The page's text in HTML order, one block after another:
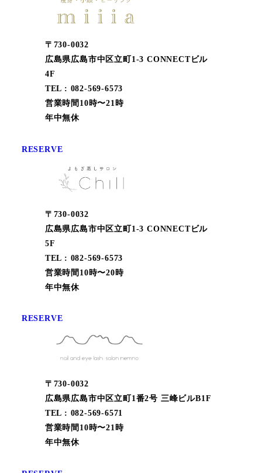
〒730-0032
広島県広島市中区立町1-3 CONNECTビル
4F
TEL : 082-569-6573
営業時間10時〜21時
年中無休
RESERVE
〒730-0032
広島県広島市中区立町1-3 CONNECTビル
5F
TEL : 082-569-6573
営業時間10時〜20時
年中無休
RESERVE
〒730-0032
広島県広島市中区立町1番2号 三峰ビルB1F
TEL : 082-569-6571
営業時間10時〜21時
年中無休